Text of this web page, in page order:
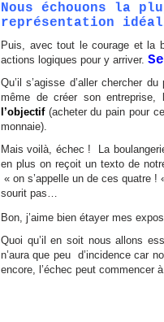
Nous échouons la
représentation
Puis, avec tout le courage et la
actions logiques pour y arriver.
Qu’il s’agisse d’aller chercher
même de créer son
l’objectif(acheter du pain pour
monnaie).
Mais voilà, échec ! La
en plus on reçoit un texto de
« on s’appelle un de ces quatre
sourit pas…
Bon, j’aime bien étayer mes
Quoi qu’il en soit nous allons
n’aura que peu d’incidence car
encore, l’échec peut commencer